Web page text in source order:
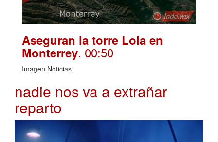
Aseguran la torre Lola en
Monterrey. 00:50
Imagen Noticias
nadie nos va a extrañar
reparto